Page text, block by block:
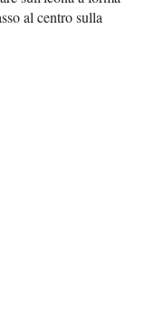
al centro sulla